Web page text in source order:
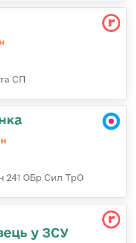
СП
241 ОБр Сил ТрО
у ЗСУ